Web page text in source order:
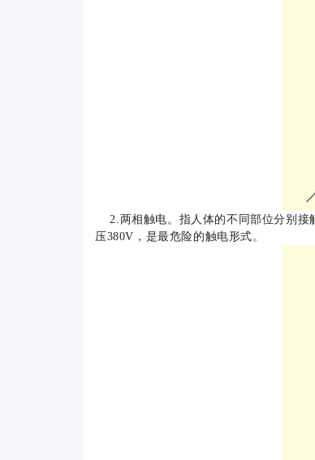
2.两相触电。指人体的不同部位分别接
压380V，是最危险的触电形式。